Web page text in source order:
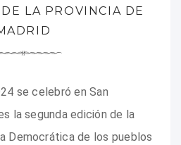
LA PROVINCIA DE
se celebró en San
la segunda edición de la
Democrática de los pueblos